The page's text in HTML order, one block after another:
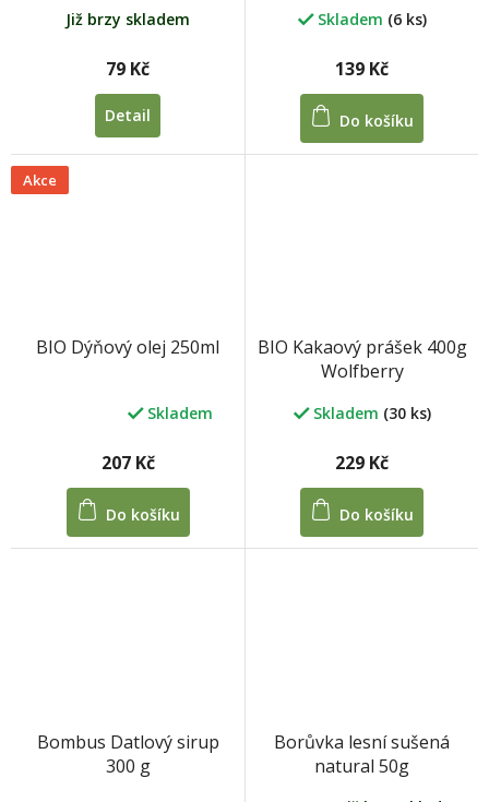
Již brzy skladem
79 Kč
Detail
Skladem (6 ks)
139 Kč
Do košíku
Akce
BIO Dýňový olej 250ml
Skladem
207 Kč
Do košíku
BIO Kakaový prášek 400g
Wolfberry
Skladem (30 ks)
229 Kč
Do košíku
Bombus Datlový sirup
300 g
Borůvka lesní sušená
natural 50g